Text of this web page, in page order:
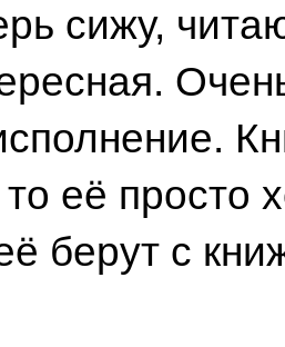
сижу,
её просто
берут с